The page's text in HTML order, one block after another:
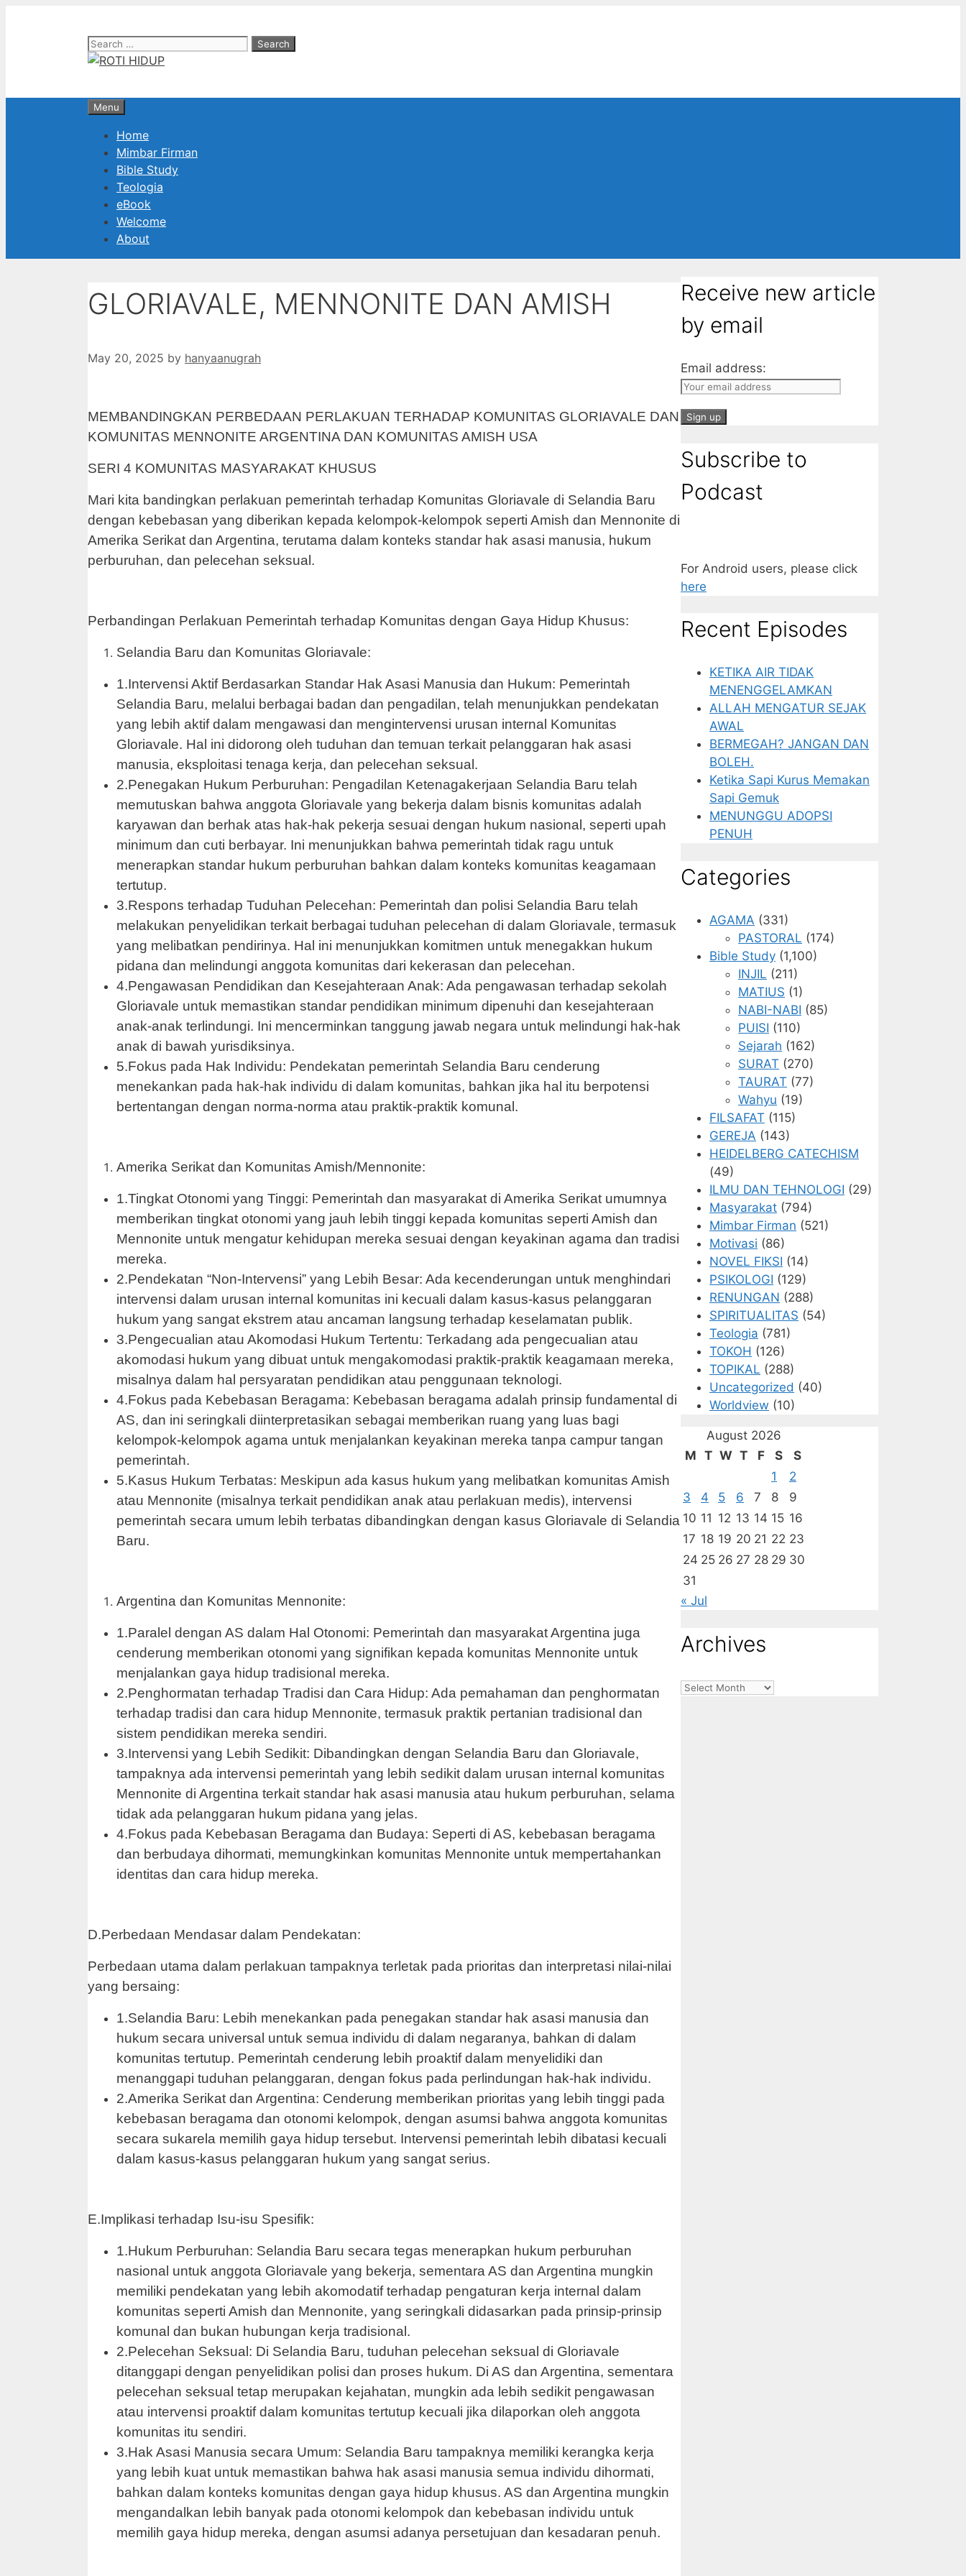
Search
for:
Menu
Home
Mimbar Firman
Bible Study
Teologia
eBook
Welcome
About
GLORIAVALE, MENNONITE DAN AMISH
May 20, 2025 by hanyaanugrah
MEMBANDINGKAN PERBEDAAN PERLAKUAN TERHADAP KOMUNITAS GLORIAVALE DAN
KOMUNITAS MENNONITE ARGENTINA DAN KOMUNITAS AMISH USA
SERI 4 KOMUNITAS MASYARAKAT KHUSUS
Mari kita bandingkan perlakuan pemerintah terhadap Komunitas Gloriavale di Selandia Baru
dengan kebebasan yang diberikan kepada kelompok-kelompok seperti Amish dan Mennonite di
Amerika Serikat dan Argentina, terutama dalam konteks standar hak asasi manusia, hukum
perburuhan, dan pelecehan seksual.
Perbandingan Perlakuan Pemerintah terhadap Komunitas dengan Gaya Hidup Khusus:
Selandia Baru dan Komunitas Gloriavale:
1.Intervensi Aktif Berdasarkan Standar Hak Asasi Manusia dan Hukum: Pemerintah
Selandia Baru, melalui berbagai badan dan pengadilan, telah menunjukkan pendekatan
yang lebih aktif dalam mengawasi dan mengintervensi urusan internal Komunitas
Gloriavale. Hal ini didorong oleh tuduhan dan temuan terkait pelanggaran hak asasi
manusia, eksploitasi tenaga kerja, dan pelecehan seksual.
2.Penegakan Hukum Perburuhan: Pengadilan Ketenagakerjaan Selandia Baru telah
memutuskan bahwa anggota Gloriavale yang bekerja dalam bisnis komunitas adalah
karyawan dan berhak atas hak-hak pekerja sesuai dengan hukum nasional, seperti upah
minimum dan cuti berbayar. Ini menunjukkan bahwa pemerintah tidak ragu untuk
menerapkan standar hukum perburuhan bahkan dalam konteks komunitas keagamaan
tertutup.
3.Respons terhadap Tuduhan Pelecehan: Pemerintah dan polisi Selandia Baru telah
melakukan penyelidikan terkait berbagai tuduhan pelecehan di dalam Gloriavale, termasuk
yang melibatkan pendirinya. Hal ini menunjukkan komitmen untuk menegakkan hukum
pidana dan melindungi anggota komunitas dari kekerasan dan pelecehan.
4.Pengawasan Pendidikan dan Kesejahteraan Anak: Ada pengawasan terhadap sekolah
Gloriavale untuk memastikan standar pendidikan minimum dipenuhi dan kesejahteraan
anak-anak terlindungi. Ini mencerminkan tanggung jawab negara untuk melindungi hak-hak
anak di bawah yurisdiksinya.
5.Fokus pada Hak Individu: Pendekatan pemerintah Selandia Baru cenderung
menekankan pada hak-hak individu di dalam komunitas, bahkan jika hal itu berpotensi
bertentangan dengan norma-norma atau praktik-praktik komunal.
Amerika Serikat dan Komunitas Amish/Mennonite:
1.Tingkat Otonomi yang Tinggi: Pemerintah dan masyarakat di Amerika Serikat umumnya
memberikan tingkat otonomi yang jauh lebih tinggi kepada komunitas seperti Amish dan
Mennonite untuk mengatur kehidupan mereka sesuai dengan keyakinan agama dan tradisi
mereka.
2.Pendekatan “Non-Intervensi” yang Lebih Besar: Ada kecenderungan untuk menghindari
intervensi dalam urusan internal komunitas ini kecuali dalam kasus-kasus pelanggaran
hukum yang sangat ekstrem atau ancaman langsung terhadap keselamatan publik.
3.Pengecualian atau Akomodasi Hukum Tertentu: Terkadang ada pengecualian atau
akomodasi hukum yang dibuat untuk mengakomodasi praktik-praktik keagamaan mereka,
misalnya dalam hal persyaratan pendidikan atau penggunaan teknologi.
4.Fokus pada Kebebasan Beragama: Kebebasan beragama adalah prinsip fundamental di
AS, dan ini seringkali diinterpretasikan sebagai memberikan ruang yang luas bagi
kelompok-kelompok agama untuk menjalankan keyakinan mereka tanpa campur tangan
pemerintah.
5.Kasus Hukum Terbatas: Meskipun ada kasus hukum yang melibatkan komunitas Amish
atau Mennonite (misalnya terkait pendidikan anak atau perlakuan medis), intervensi
pemerintah secara umum lebih terbatas dibandingkan dengan kasus Gloriavale di Selandia
Baru.
Argentina dan Komunitas Mennonite:
1.Paralel dengan AS dalam Hal Otonomi: Pemerintah dan masyarakat Argentina juga
cenderung memberikan otonomi yang signifikan kepada komunitas Mennonite untuk
menjalankan gaya hidup tradisional mereka.
2.Penghormatan terhadap Tradisi dan Cara Hidup: Ada pemahaman dan penghormatan
terhadap tradisi dan cara hidup Mennonite, termasuk praktik pertanian tradisional dan
sistem pendidikan mereka sendiri.
3.Intervensi yang Lebih Sedikit: Dibandingkan dengan Selandia Baru dan Gloriavale,
tampaknya ada intervensi pemerintah yang lebih sedikit dalam urusan internal komunitas
Mennonite di Argentina terkait standar hak asasi manusia atau hukum perburuhan, selama
tidak ada pelanggaran hukum pidana yang jelas.
4.Fokus pada Kebebasan Beragama dan Budaya: Seperti di AS, kebebasan beragama
dan berbudaya dihormati, memungkinkan komunitas Mennonite untuk mempertahankan
identitas dan cara hidup mereka.
D.Perbedaan Mendasar dalam Pendekatan:
Perbedaan utama dalam perlakuan tampaknya terletak pada prioritas dan interpretasi nilai-nilai
yang bersaing:
1.Selandia Baru: Lebih menekankan pada penegakan standar hak asasi manusia dan
hukum secara universal untuk semua individu di dalam negaranya, bahkan di dalam
komunitas tertutup. Pemerintah cenderung lebih proaktif dalam menyelidiki dan
menanggapi tuduhan pelanggaran, dengan fokus pada perlindungan hak-hak individu.
2.Amerika Serikat dan Argentina: Cenderung memberikan prioritas yang lebih tinggi pada
kebebasan beragama dan otonomi kelompok, dengan asumsi bahwa anggota komunitas
secara sukarela memilih gaya hidup tersebut. Intervensi pemerintah lebih dibatasi kecuali
dalam kasus-kasus pelanggaran hukum yang sangat serius.
E.Implikasi terhadap Isu-isu Spesifik:
1.Hukum Perburuhan: Selandia Baru secara tegas menerapkan hukum perburuhan
nasional untuk anggota Gloriavale yang bekerja, sementara AS dan Argentina mungkin
memiliki pendekatan yang lebih akomodatif terhadap pengaturan kerja internal dalam
komunitas seperti Amish dan Mennonite, yang seringkali didasarkan pada prinsip-prinsip
komunal dan bukan hubungan kerja tradisional.
2.Pelecehan Seksual: Di Selandia Baru, tuduhan pelecehan seksual di Gloriavale
ditanggapi dengan penyelidikan polisi dan proses hukum. Di AS dan Argentina, sementara
pelecehan seksual tetap merupakan kejahatan, mungkin ada lebih sedikit pengawasan
atau intervensi proaktif dalam komunitas tertutup kecuali jika dilaporkan oleh anggota
komunitas itu sendiri.
3.Hak Asasi Manusia secara Umum: Selandia Baru tampaknya memiliki kerangka kerja
yang lebih kuat untuk memastikan bahwa hak asasi manusia semua individu dihormati,
bahkan dalam konteks komunitas dengan gaya hidup khusus. AS dan Argentina mungkin
mengandalkan lebih banyak pada otonomi kelompok dan kebebasan individu untuk
memilih gaya hidup mereka, dengan asumsi adanya persetujuan dan kesadaran penuh.
Receive new article
by email
Email address:
Subscribe to
Podcast
For Android users, please click
here
Recent Episodes
KETIKA AIR TIDAK
MENENGGELAMKAN
ALLAH MENGATUR SEJAK
AWAL
BERMEGAH? JANGAN DAN
BOLEH.
Ketika Sapi Kurus Memakan
Sapi Gemuk
MENUNGGU ADOPSI
PENUH
Categories
AGAMA (331)
PASTORAL (174)
Bible Study (1,100)
INJIL (211)
MATIUS (1)
NABI-NABI (85)
PUISI (110)
Sejarah (162)
SURAT (270)
TAURAT (77)
Wahyu (19)
FILSAFAT (115)
GEREJA (143)
HEIDELBERG CATECHISM
(49)
ILMU DAN TEHNOLOGI (29)
Masyarakat (794)
Mimbar Firman (521)
Motivasi (86)
NOVEL FIKSI (14)
PSIKOLOGI (129)
RENUNGAN (288)
SPIRITUALITAS (54)
Teologia (781)
TOKOH (126)
TOPIKAL (288)
Uncategorized (40)
Worldview (10)
August 2026
M T W T F S
S
1
2
3
4 5 6 7 8
9
10 11 12 13 14 15 16
17 18 19 20 21 22 23
24 25 26 27 28 29 30
31
« Jul
Archives
Archives